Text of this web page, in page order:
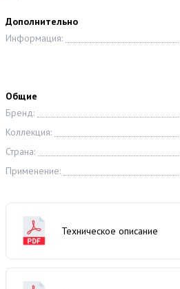
Дополнительно
Информация:
Общие
Бренд:
Коллекция:
Страна:
Применение:
Техническое описание